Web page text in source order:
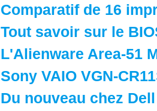
Comparatif de 16
Tout savoir sur le
L'Alienware Area-51
Sony VAIO VGN-
Du nouveau chez Dell